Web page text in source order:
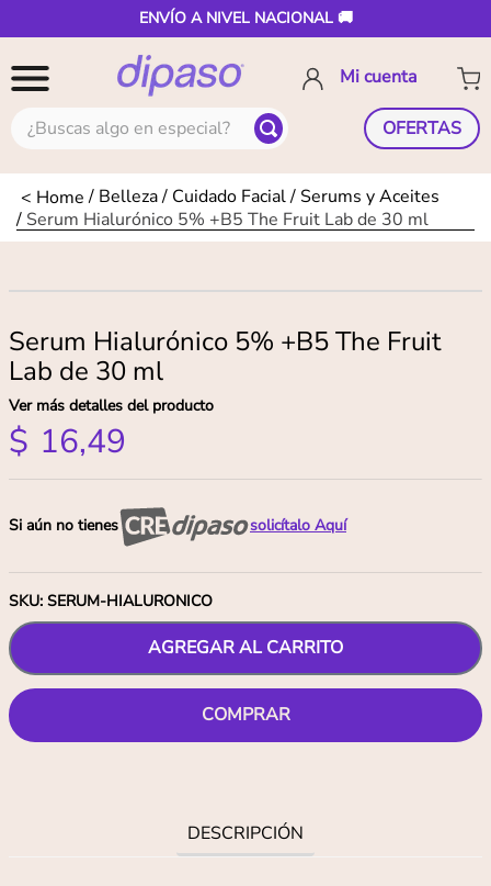
ENVÍO A NIVEL NACIONAL 🚚
¿Buscas algo en especial? OFERTAS
Belleza Cuidado Facial
Serums y Aceites
Serum Hialurónico 5% +B5 The Fruit Lab de 30 ml
Serum Hialurónico 5% +B5 The Fruit
Lab de 30 ml
Ver más detalles del producto
$ 16,49
Si aún no tienes solicítalo Aquí
SKU: SERUM-HIALURONICO
AGREGAR AL CARRITO
COMPRAR
DESCRIPCIÓN